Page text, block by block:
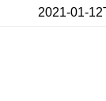
2021-01-